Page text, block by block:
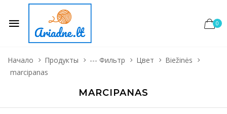
0
Начало Продукты --- Фильтр Цвет
Biežinės
marcipanas
MARCIPANAS